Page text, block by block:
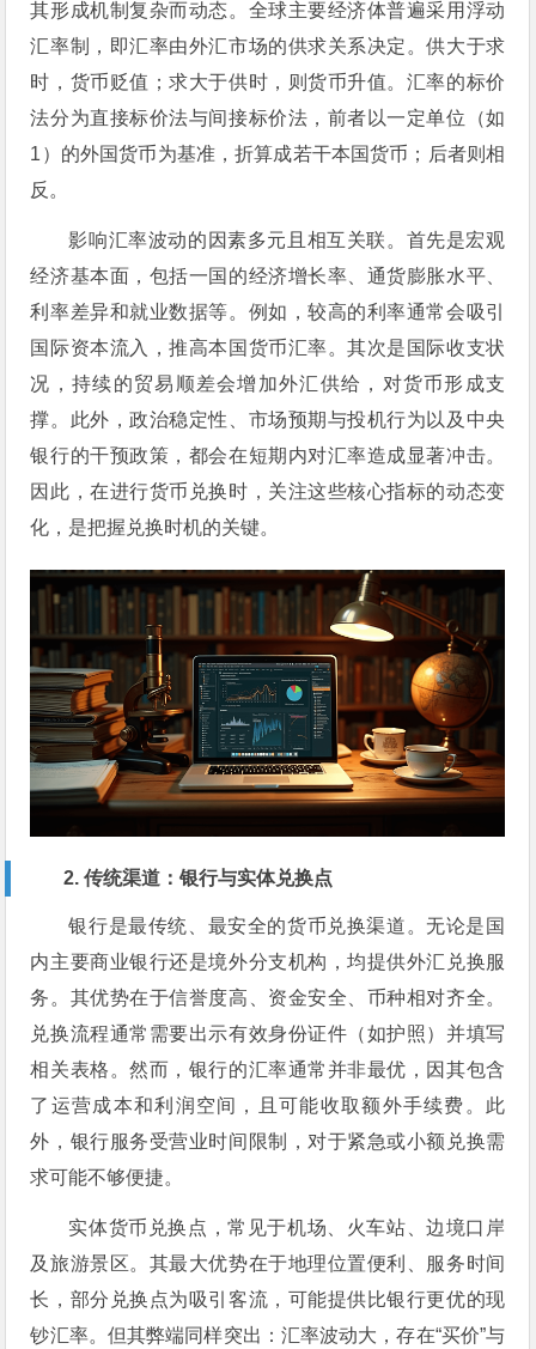
其形成机制复杂而动态。全球主要经济体普遍采用浮动
汇率制，即汇率由外汇市场的供求关系决定。供大于求
时，货币贬值；求大于供时，则货币升值。汇率的标价
法分为直接标价法与间接标价法，前者以一定单位（如
1）的外国货币为基准，折算成若干本国货币；后者则相
反。
影响汇率波动的因素多元且相互关联。首先是宏观
经济基本面，包括一国的经济增长率、通货膨胀水平、
利率差异和就业数据等。例如，较高的利率通常会吸引
国际资本流入，推高本国货币汇率。其次是国际收支状
况，持续的贸易顺差会增加外汇供给，对货币形成支
撑。此外，政治稳定性、市场预期与投机行为以及中央
银行的干预政策，都会在短期内对汇率造成显著冲击。
因此，在进行货币兑换时，关注这些核心指标的动态变
化，是把握兑换时机的关键。
2. 传统渠道：银行与实体兑换点
银行是最传统、最安全的货币兑换渠道。无论是国
内主要商业银行还是境外分支机构，均提供外汇兑换服
务。其优势在于信誉度高、资金安全、币种相对齐全。
兑换流程通常需要出示有效身份证件（如护照）并填写
相关表格。然而，银行的汇率通常并非最优，因其包含
了运营成本和利润空间，且可能收取额外手续费。此
外，银行服务受营业时间限制，对于紧急或小额兑换需
求可能不够便捷。
实体货币兑换点，常见于机场、火车站、边境口岸
及旅游景区。其最大优势在于地理位置便利、服务时间
长，部分兑换点为吸引客流，可能提供比银行更优的现
钞汇率。但其弊端同样突出：汇率波动大，存在“买价”与